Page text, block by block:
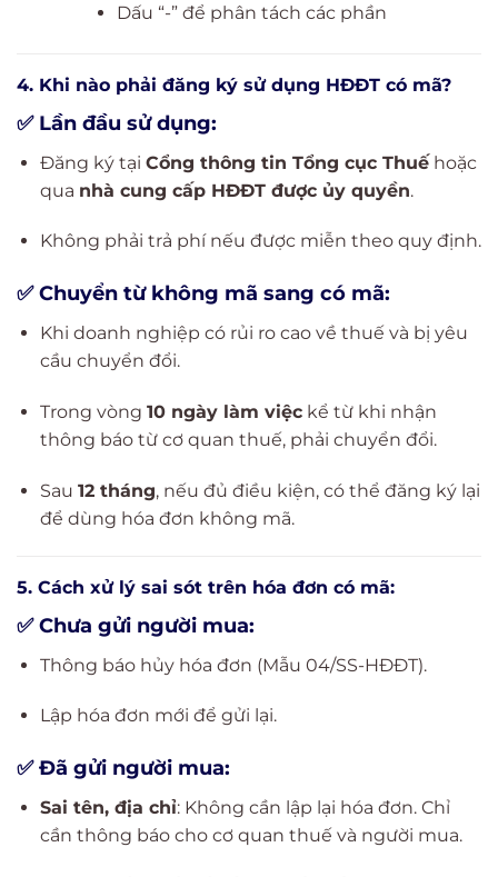
Dấu “-” để phân tách các phần
4. Khi nào phải đăng ký sử dụng HĐĐT có mã?
✅ Lần đầu sử dụng:
Đăng ký tại Cổng thông tin Tổng cục Thuếhoặc
qua nhà cung cấp HĐĐT được ủy quyền.
Không phải trả phí nếu được miễn theo quy định.
✅ Chuyển từ không mã sang có mã:
Khi doanh nghiệp có rủi ro cao về thuế và bị yêu
cầu chuyển đổi.
Trong vòng 10 ngày làm việckể từ khi nhận
thông báo từ cơ quan thuế, phải chuyển đổi.
Sau 12 tháng, nếu đủ điều kiện, có thể đăng ký lại
để dùng hóa đơn không mã.
5. Cách xử lý sai sót trên hóa đơn có mã:
✅ Chưa gửi người mua:
Thông báo hủy hóa đơn (Mẫu 04/SS-HĐĐT).
Lập hóa đơn mới để gửi lại.
✅ Đã gửi người mua:
Sai tên, địa chỉ: Không cần lập lại hóa đơn. Chỉ
cần thông báo cho cơ quan thuế và người mua.